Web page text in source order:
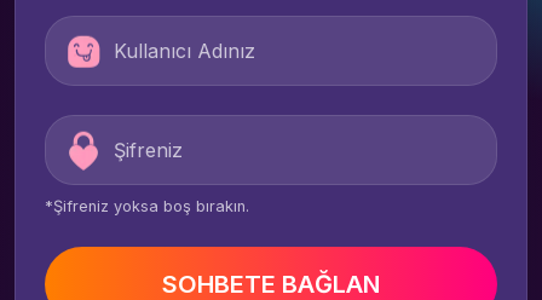
*Şifreniz yoksa boş bırakın.
SOHBETE BAĞLAN